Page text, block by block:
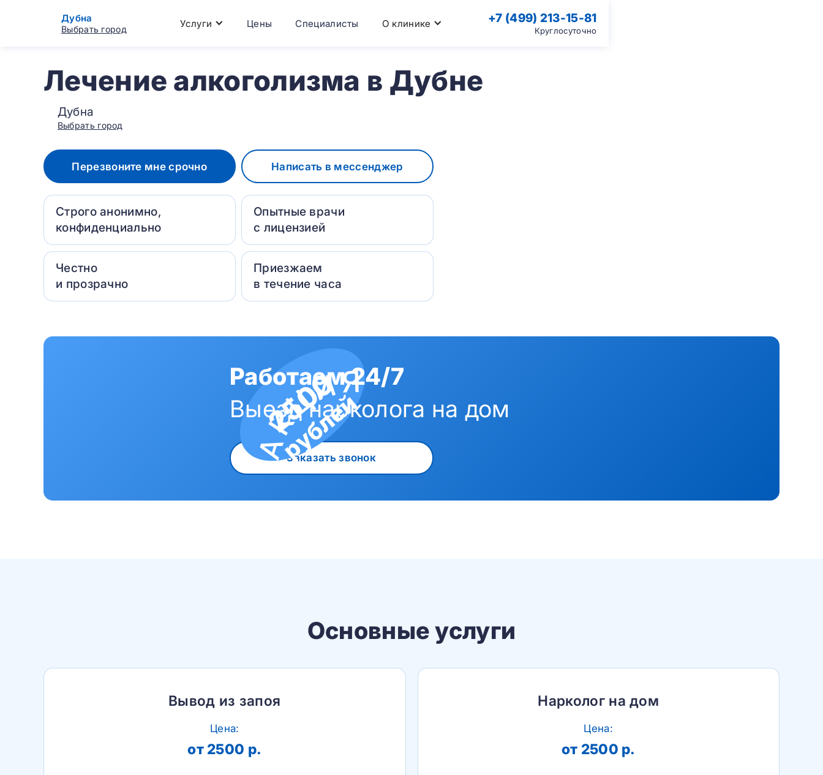
Дубна
Выбрать город Услуги Цены Специалисты О клинике +7 (499) 213-15-81
Круглосуточно
Лечение алкоголизма в Дубне
Дубна
Выбрать город
Перезвоните мне срочно Написать в мессенджер
Строго анонимно,
конфиденциально
Опытные врачи
с лицензией
Честно
и прозрачно
Приезжаем
в течение часа
2500
рублей
Работаем 24/7
Выезд нарколога на дом
Заказать звонок
Основные услуги
Вывод из запоя
Цена:
от 2500 р.
Нарколог на дом
Цена:
от 2500 р.